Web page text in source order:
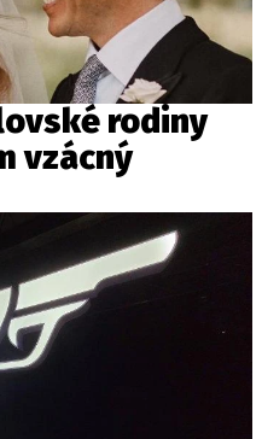
rodiny
vzácný